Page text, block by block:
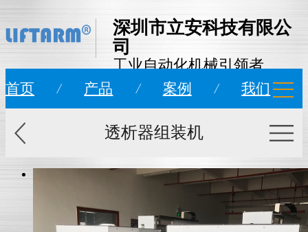
深圳市立安科技有限公
司
工业自动化机械引领者
首页 / 产品 / 案例 / 我们
透析器组装机